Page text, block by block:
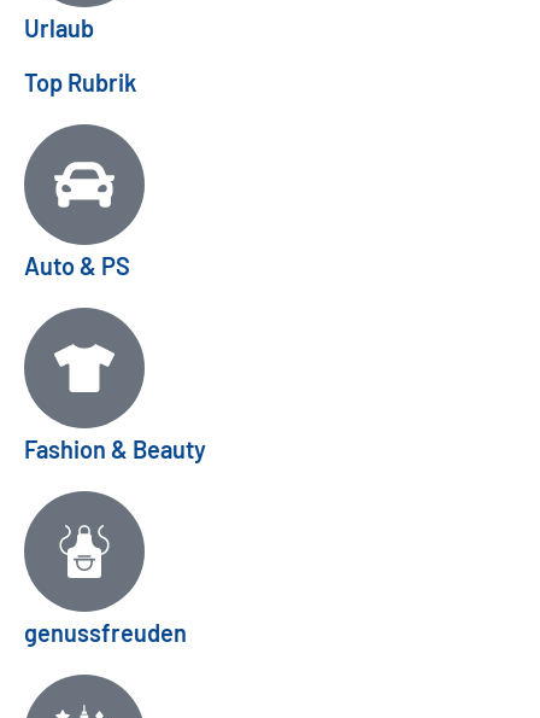
Urlaub
Top Rubrik
Auto & PS
Fashion & Beauty
genussfreuden